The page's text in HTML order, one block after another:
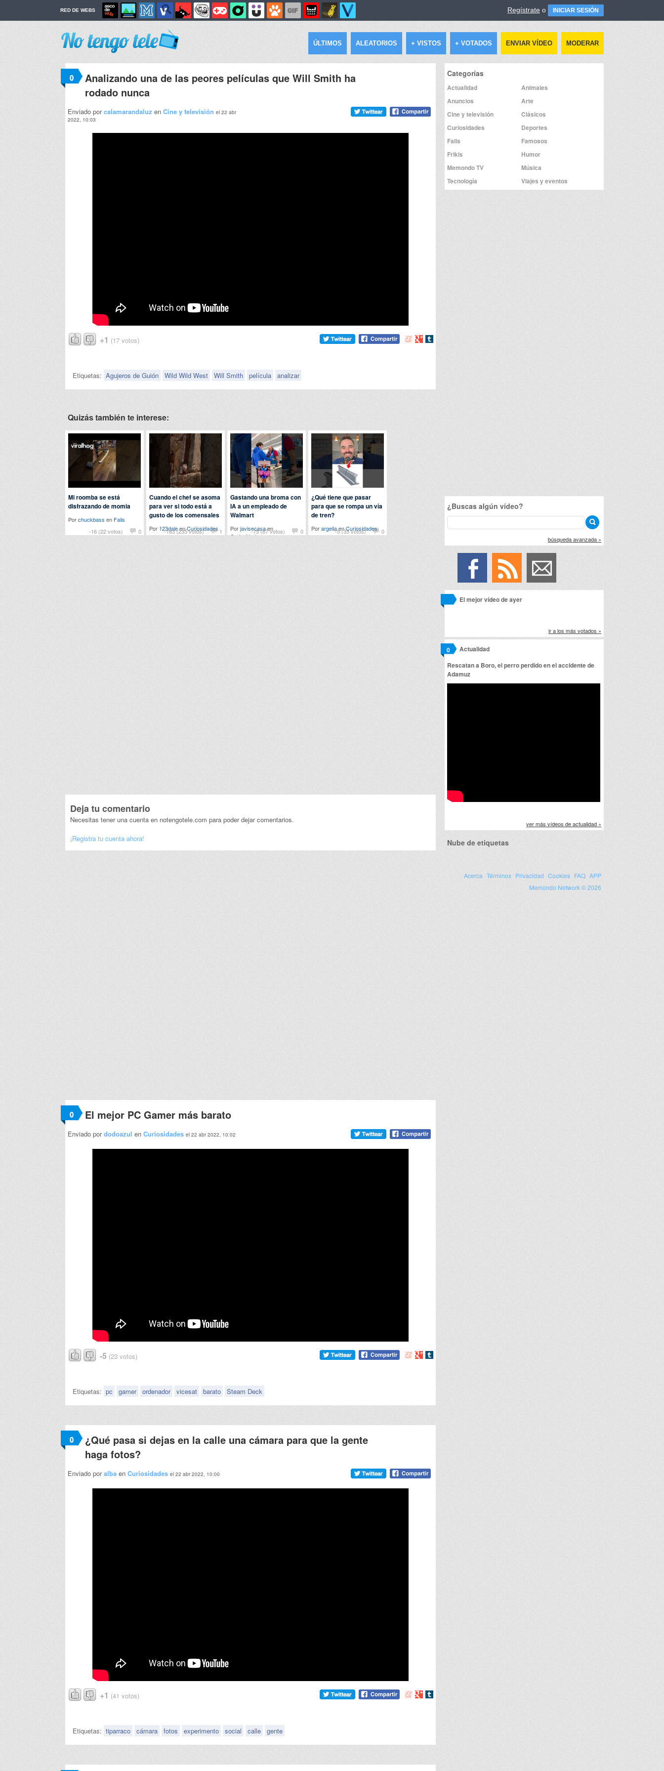
RED DE WEBS Regístrate o INICIAR SESIÓN
ÚLTIMOS ALEATORIOS + VISTOS + VOTADOS ENVIAR VÍDEO MODERAR
0
Analizando una de las peores películas que Will Smith ha
rodado nunca
Enviado porcalamarandaluz en Cine y televisión el 22 abr
2022, 10:03
+1 (17 votos)
Compartir
Compartir
Compartir
Etiquetas: Agujeros de Guión Wild Wild West Will Smith película analizar
Quizás también te interese:
-16 (22 votos) 0
Mi roomba se está
disfrazando de momia
Porchuckbass en Fails
-183 (235 votos)
1
Cuando el chef se asoma
para ver si todo está a
gusto de los comensales
Por 123daleenCuriosidades -75 (87 votos) 0
Gastando una broma con
IA a un empleado de
Walmart
Porjavisecasaen
Curiosidades
-5 (35 votos) 0
¿Qué tiene que pasar
para que se rompa un vía
de tren?
PorargeliaenCuriosidades
Deja tu comentario
Necesitas tener una cuenta en notengotele.com para poder dejar comentarios.
¡Registra tu cuenta ahora!
0 El mejor PC Gamer más barato
Enviado pordodoazul en Curiosidades el 22 abr 2022, 10:02
-5 (23 votos)
Compartir
Compartir
Compartir
Etiquetas: pc gamer ordenador vicesat barato Steam Deck
0
¿Qué pasa si dejas en la calle una cámara para que la gente
haga fotos?
Enviado poralba en Curiosidades el 22 abr 2022, 10:00
+1 (41 votos)
Compartir
Compartir
Compartir
Etiquetas: tiparraco cámara fotos experimento social calle gente
Categorías
Actualidad
Animales
Anuncios
Arte
Cine y televisión
Clásicos
Curiosidades
Deportes
Fails
Famosos
Frikis
Humor
Memondo TV
Música
Tecnología
Viajes y eventos
¿Buscas algún vídeo?
búsqueda avanzada »
El mejor vídeo de ayer
ir a los más votados »
Actualidad
0
Rescatan a Boro, el perro perdido en el accidente de
Adamuz
ver más vídeos de actualidad »
Nube de etiquetas
Acerca Términos Privacidad Cookies FAQ APP
Memondo Network © 2026